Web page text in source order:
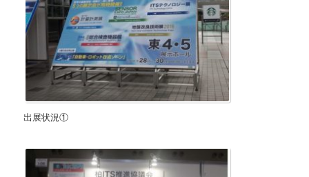
出展状況①